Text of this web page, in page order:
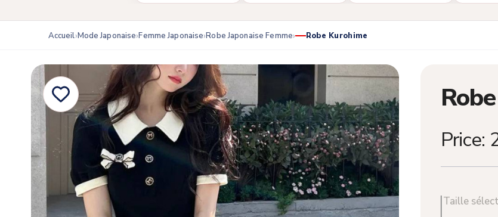
Accueil Mode Japonaise Femme Japonaise Robe Japonaise Femme Robe Kurohime
Price:
Taille